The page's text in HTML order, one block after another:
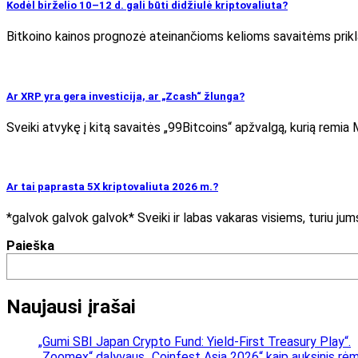
Kodėl birželio 10–12 d. gali būti didžiulė kriptovaliuta?
Bitkoino kainos prognozė ateinančioms kelioms savaitėms
Ar XRP yra gera investicija, ar „Zcash“ žlunga?
Sveiki atvykę į kitą savaitės „99Bitcoins“ apžvalgą, kurią
Ar tai paprasta 5X kriptovaliuta 2026 m.?
*galvok galvok galvok* Sveiki ir labas vakaras visiems, turiu
Paieška
Naujausi įrašai
„Gumi SBI Japan Crypto Fund: Yield-First Treasury Play“.